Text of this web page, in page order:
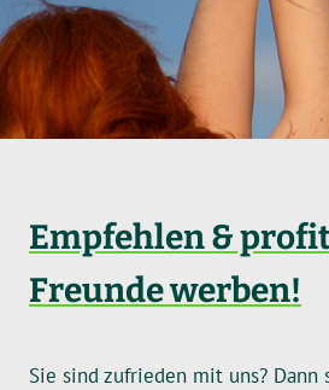
Empfehlen &
Freunde werben!
Sie sind zufrieden mit uns? Dann